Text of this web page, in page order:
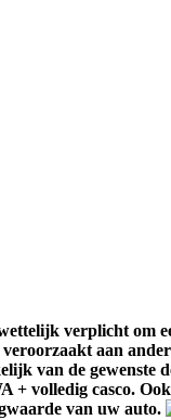
verplicht om
aan
van de gewenste
+ volledig casco.
van uw auto.